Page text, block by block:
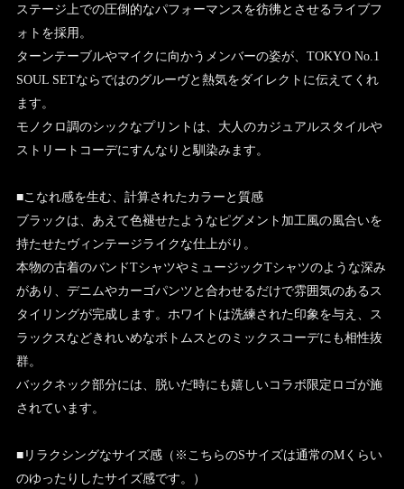
ステージ上での圧倒的なパフォーマンスを彷彿とさせるライブフ
ォトを採用。
ターンテーブルやマイクに向かうメンバーの姿が、TOKYO No.1
SOUL SETならではのグルーヴと熱気をダイレクトに伝えてくれ
ます。
モノクロ調のシックなプリントは、大人のカジュアルスタイルや
ストリートコーデにすんなりと馴染みます。
■こなれ感を生む、計算されたカラーと質感
ブラックは、あえて色褪せたようなピグメント加工風の風合いを
持たせたヴィンテージライクな仕上がり。
本物の古着のバンドTシャツやミュージックTシャツのような深み
があり、デニムやカーゴパンツと合わせるだけで雰囲気のあるス
タイリングが完成します。ホワイトは洗練された印象を与え、ス
ラックスなどきれいめなボトムスとのミックスコーデにも相性抜
群。
バックネック部分には、脱いだ時にも嬉しいコラボ限定ロゴが施
されています。
■リラクシングなサイズ感（※こちらのSサイズは通常のMくらい
のゆったりしたサイズ感です。）